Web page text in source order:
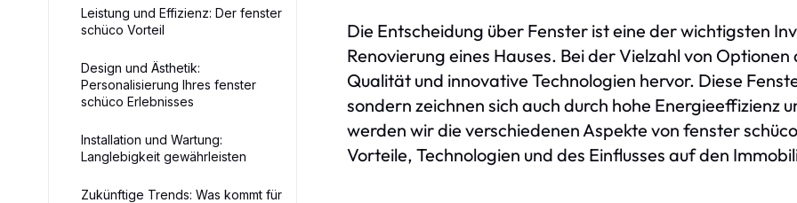
Leistung und Effizienz: Der fenster
schüco Vorteil
Design und Ästhetik:
Personalisierung Ihres fenster
schüco Erlebnisses
Installation und Wartung:
Langlebigkeit gewährleisten
Zukünftige Trends: Was kommt für
Die Entscheidung über Fenster ist eine der wichtigsten
Renovierung eines Hauses. Bei der Vielzahl von
Qualität und innovative Technologien hervor. Diese
sondern zeichnen sich auch durch hohe Energieeffizienz
werden wir die verschiedenen Aspekte von fenster
Vorteile, Technologien und des Einflusses auf den